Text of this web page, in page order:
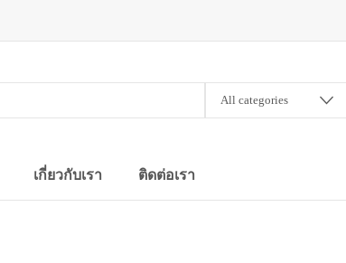
All categories
เกี่ยวกับเรา ติดต่อเรา